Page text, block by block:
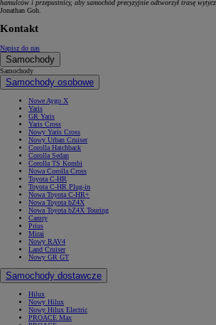
hamulców i przepustnicy, aby samochód precyzyjnie odtworzył trasę
Jonathan Goh.
Kontakt
Napisz do nas
Samochody
Samochody
Samochody osobowe
Nowe Aygo X
Yaris
GR Yaris
Yaris Cross
Nowy Yaris Cross
Nowy Urban Cruiser
Corolla Hatchback
Corolla Sedan
Corolla TS Kombi
Nowa Corolla Cross
Toyota C-HR
Toyota C-HR Plug-in
Nowa Toyota C-HR+
Nowa Toyota bZ4X
Nowa Toyota bZ4X Touring
Camry
Prius
Mirai
Nowy RAV4
Land Cruiser
Nowy GR GT
Samochody dostawcze
Hilux
Nowy Hilux
Nowy Hilux Electric
PROACE Max